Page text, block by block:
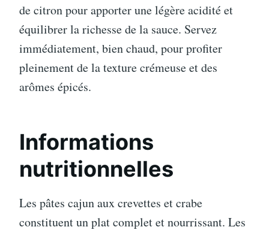
de citron pour apporter une légère acidité et
équilibrer la richesse de la sauce. Servez
immédiatement, bien chaud, pour profiter
pleinement de la texture crémeuse et des
arômes épicés.
Informations
nutritionnelles
Les pâtes cajun aux crevettes et crabe
constituent un plat complet et nourrissant. Les